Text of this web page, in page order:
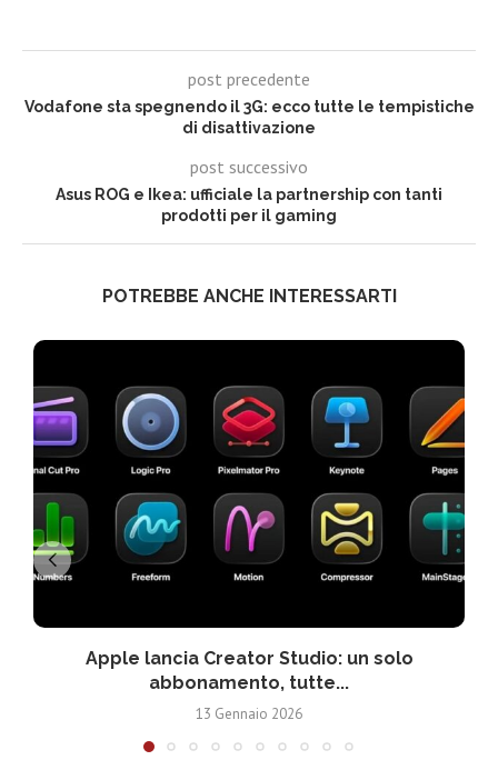
post precedente
Vodafone sta spegnendo il 3G: ecco tutte le tempistiche
di disattivazione
post successivo
Asus ROG e Ikea: ufficiale la partnership con tanti
prodotti per il gaming
POTREBBE ANCHE INTERESSARTI
Apple lancia Creator Studio: un solo
abbonamento, tutte...
13 Gennaio 2026